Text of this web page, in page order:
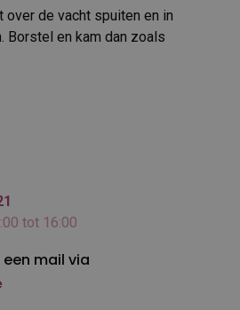
over de vacht spuiten en in
Borstel en kam dan zoals
tot 16:00
mail via